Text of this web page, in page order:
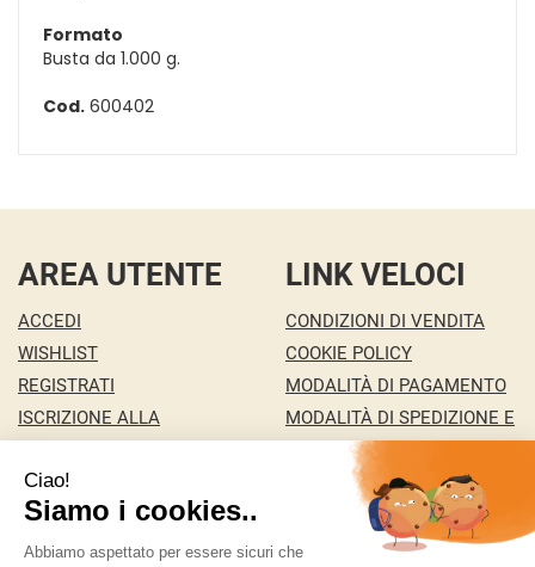
Formato
Busta da 1.000 g.
Cod. 600402
AREA UTENTE
ACCEDI
WISHLIST
REGISTRATI
ISCRIZIONE ALLA
CONTATTI
LINK VELOCI
CONDIZIONI DI VENDITA
COOKIE POLICY
MODALITÀ DI PAGAMENTO
MODALITÀ DI SPEDIZIONE E
INFORMATIVA PRIVACY